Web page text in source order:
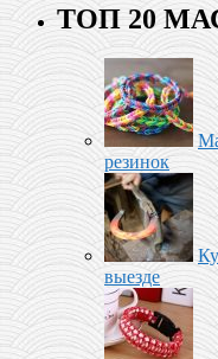
ТОП 20
резинок
выезде